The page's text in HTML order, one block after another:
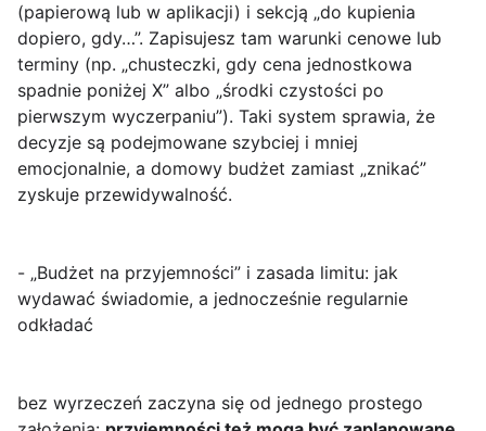
(papierową lub w aplikacji) i sekcją „do kupienia
dopiero, gdy…”. Zapisujesz tam warunki cenowe lub
terminy (np. „chusteczki, gdy cena jednostkowa
spadnie poniżej X” albo „środki czystości po
pierwszym wyczerpaniu”). Taki system sprawia, że
decyzje są podejmowane szybciej i mniej
emocjonalnie, a domowy budżet zamiast „znikać”
zyskuje przewidywalność.
- „Budżet na przyjemności” i zasada limitu: jak
wydawać świadomie, a jednocześnie regularnie
odkładać
bez wyrzeczeń zaczyna się od jednego prostego